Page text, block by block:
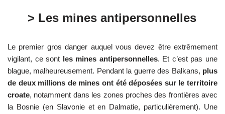
> Les mines antipersonnelles
Le premier gros danger auquel vous devez être extrêmement
vigilant, ce sont les mines antipersonnelles. Et c’est pas une
blague, malheureusement. Pendant la guerre des Balkans, plus
de deux millions de mines ont été déposées sur le territoire
croate, notamment dans les zones proches des frontières avec
la Bosnie (en Slavonie et en Dalmatie, particulièrement). Une